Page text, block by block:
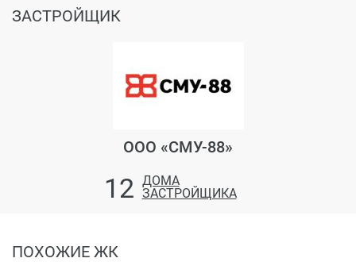
ЗАСТРОЙЩИК
ООО «СМУ-88»
12 ДОМА
ЗАСТРОЙЩИКА
ПОХОЖИЕ ЖК